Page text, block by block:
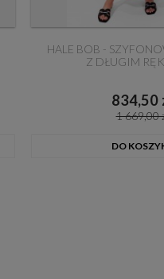
HALE BOB -
Z DŁUGIM
834,50
1 669,00
DO